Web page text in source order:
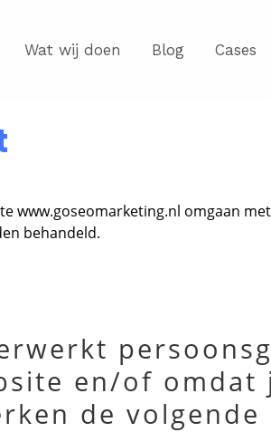
Wat wij doen Blog Cases
www.goseomarketing.nl omgaan
behandeld.
en/of omdat
de volgende